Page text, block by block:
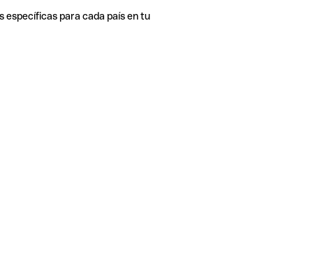
específicas para cada país en tu